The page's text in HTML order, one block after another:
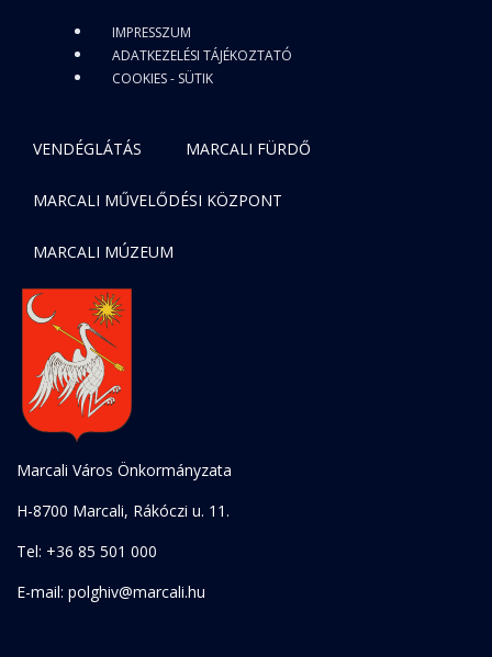
IMPRESSZUM
ADATKEZELÉSI TÁJÉKOZTATÓ
COOKIES - SÜTIK
VENDÉGLÁTÁS MARCALI FÜRDŐ
MARCALI MŰVELŐDÉSI KÖZPONT
MARCALI MÚZEUM
Marcali Város Önkormányzata
H-8700 Marcali, Rákóczi u. 11.
Tel: +36 85 501 000
E-mail: polghiv@marcali.hu